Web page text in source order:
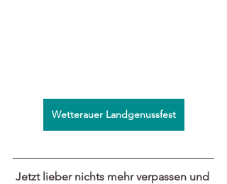
Wetterauer Landgenussfest
Jetzt lieber nichts mehr verpassen und